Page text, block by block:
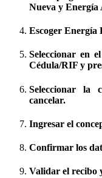
Nueva y Energía
Escoger Energía
Seleccionar en
Cédula/RIF y
Seleccionar la
cancelar.
Ingresar el
Confirmar los
Validar el recibo